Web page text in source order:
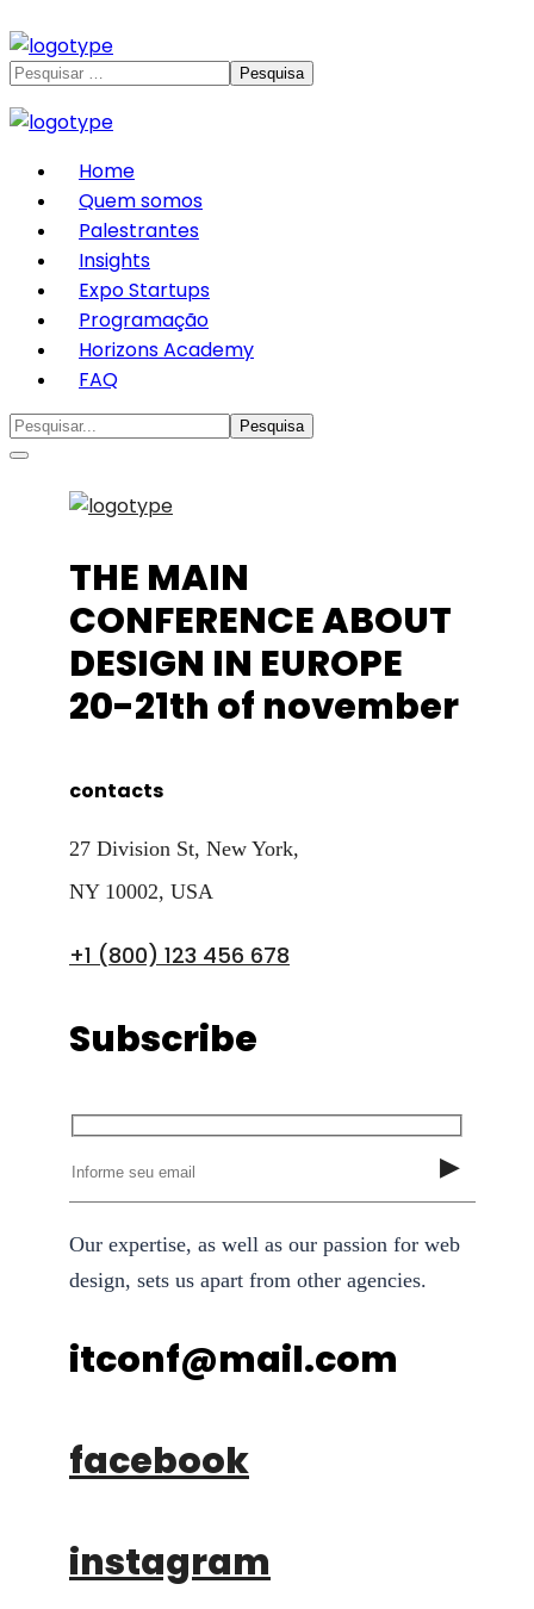
Home
Quem somos
Palestrantes
Insights
Expo Startups
Programação
Horizons Academy
FAQ
THE MAIN
CONFERENCE ABOUT
DESIGN IN EUROPE
20-21th of november
contacts
27 Division St, New York,
NY 10002, USA
+1 (800) 123 456 678
Subscribe
Our expertise, as well as our passion for web
design, sets us apart from other agencies.
itconf@mail.com
facebook
instagram